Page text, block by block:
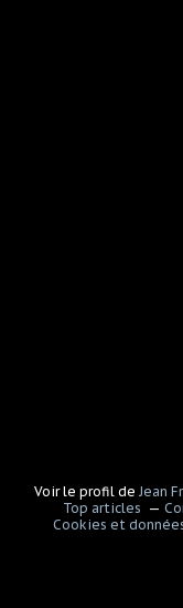
Voir le profil de Jean
Top articles
Cookies et